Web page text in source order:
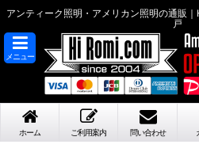
アンティーク照明・アメリカン照明の通販
戸
メニュー
ホーム ご利用案内 問い合わせ